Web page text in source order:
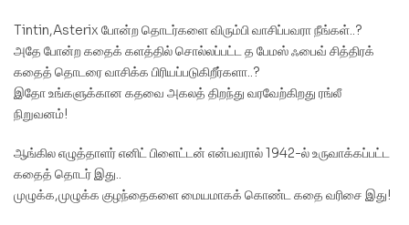
Tintin,Asterix போன்ற தொடர்களை விரும்பி வாசிப்பவரா நீங்கள்..?
அதே போன்ற கதைக் களத்தில் சொல்லப்பட்ட த பேமஸ் ஃபைவ் சித்திரக்
கதைத் தொடரை வாசிக்க பிரியப்படுகிறீர்களா..?
இதோ உங்களுக்கான கதவை அகலத் திறந்து வரவேற்கிறது ரங்லீ
நிறுவனம்!
ஆங்கில எழுத்தாளர் எனிட் பிளைட்டன் என்பவரால் 1942-ல் உருவாக்கப்பட்ட
கதைத் தொடர் இது..
முழுக்க,முழுக்க குழந்தைகளை மையமாகக் கொண்ட கதை வரிசை இது!